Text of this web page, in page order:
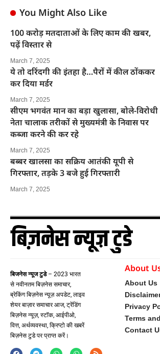
You Might Also Like
100 करोड़ मतदाताओं के लिए काम की खबर,
पढ़ें विस्तार से
March 7, 2025
ये तो दरिंदगी की इंतहा है…पैरों में कील ठोंककर
कर दिया मर्डर
March 7, 2025
सीएम भगवंत मान का बड़ा खुलासा, बोले-विरोधी
नेता चालाक तरीकों से मुख्यमंत्री के निवास पर
कब्जा करने की कर रहे
March 7, 2025
बब्बर खालसा का सक्रिय आतंकी यूपी से
गिरफ्तार, तड़के 3 बजे हुई गिरफ्तारी
March 7, 2025
बिजनेस न्यूज टुडे– 2023 भारत
से नवीनतम बिज़नेस समाचार,
ब्रेकिंग बिज़नेस न्यूज़ अपडेट, लाइव
शेयर बाज़ार समाचार आज, ट्रेंडिंग
बिज़नेस न्यूज़, स्टॉक, आईपीओ,
वित्त, अर्थव्यवस्था, क्रिप्टो की खबरें
बिज़नेस टुडे पर प्राप्त करें।
About
About Us
Privacy
Terms
Contact